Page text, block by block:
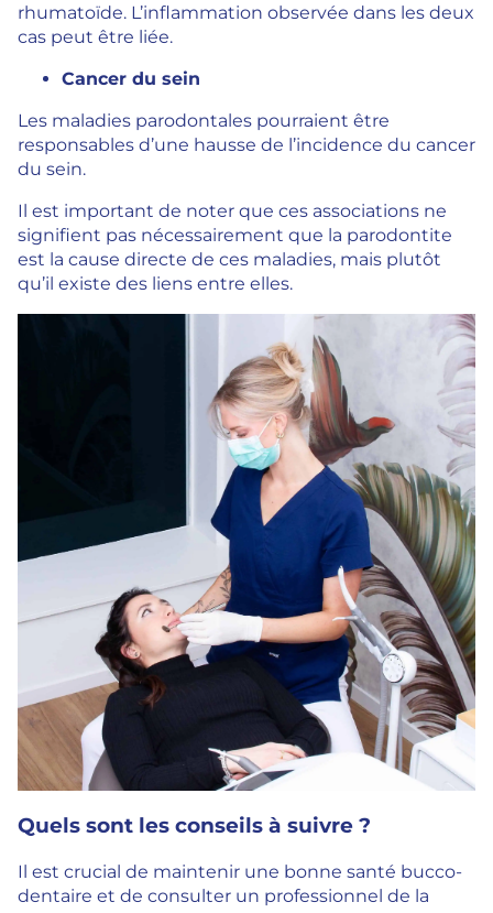
rhumatoïde. L’inflammation observée dans les deux
cas peut être liée.
Cancer du sein
Les maladies parodontales pourraient être
responsables d’une hausse de l’incidence du cancer
du sein.
Il est important de noter que ces associations ne
signifient pas nécessairement que la parodontite
est la cause directe de ces maladies, mais plutôt
qu’il existe des liens entre elles.
Quels sont les conseils à suivre ?
Il est crucial de maintenir une bonne santé bucco-
dentaire et de consulter un professionnel de la